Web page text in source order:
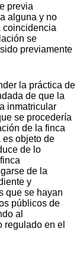
previa
alguna y no
coincidencia
se
previamente
la práctica de
de que la
inmatricular
se procedería
de la finca
es objeto de
de lo
de la
y
que se hayan
públicos de
al
regulado en el